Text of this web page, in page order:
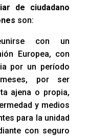
de ciudadano
son:
con un
Europea, con
por un período
por ser
ajena o propia,
y medios
para la unidad
con seguro